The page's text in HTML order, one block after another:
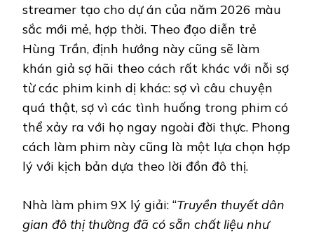
streamer tạo cho dự án của năm 2026 màu
sắc mới mẻ, hợp thời. Theo đạo diễn trẻ
Hùng Trần, định hướng này cũng sẽ làm
khán giả sợ hãi theo cách rất khác với nỗi sợ
từ các phim kinh dị khác: sợ vì câu chuyện
quá thật, sợ vì các tình huống trong phim có
thể xảy ra với họ ngay ngoài đời thực. Phong
cách làm phim này cũng là một lựa chọn hợp
lý với kịch bản dựa theo lời đồn đô thị.
Nhà làm phim 9X lý giải: “Truyền thuyết dân
gian đô thị thường đã có sẵn chất liệu như